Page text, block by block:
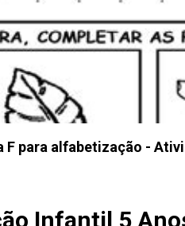
para alfabetização -
Infantil 5